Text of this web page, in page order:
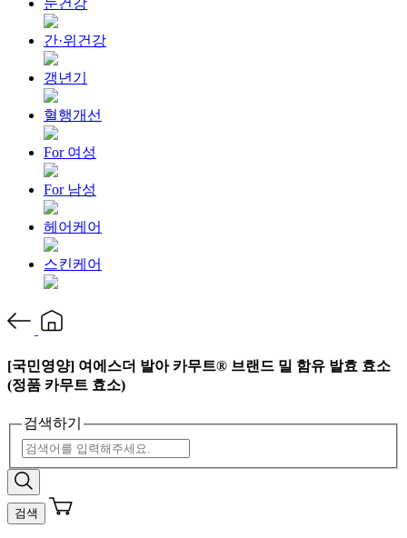
간·위건강
갱년기
혈행개선
For 여성
For 남성
헤어케어
스킨케어
[국민영양] 여에스더 발아 카무트® 브랜드 밀 함유 발효 효소
(정품 카무트 효소)
검색하기
검색